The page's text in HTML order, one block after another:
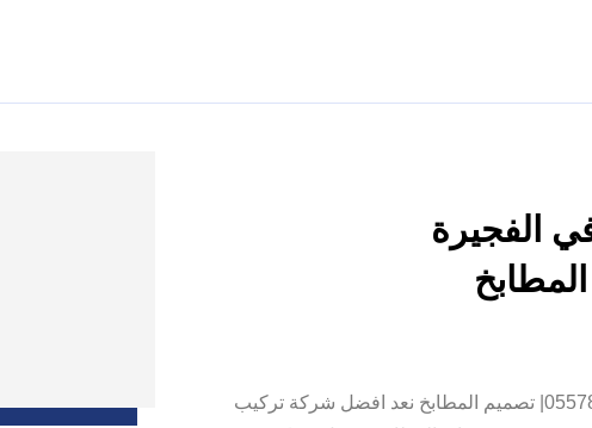
الفجيرة
تفصيل وتركيب مطابخ في الفجيرة |0557821580| تصميم المطابخ نعد افضل شركة تركيب